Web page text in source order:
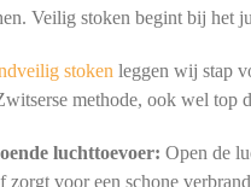
Veilig stoken begint bij het
stoken leggen wij stap
methode, ook wel top
luchttoevoer: Open de
zorgt voor een schone